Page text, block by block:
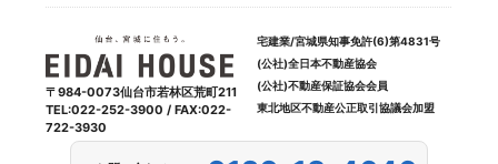
〒984-0073仙台市若林区荒町211
TEL:022-252-3900 / FAX:022-
722-3930
宅建業/宮城県知事免許(6)第4831号
(公社)全日本不動産協会
(公社)不動産保証協会会員
東北地区不動産公正取引協議会加盟